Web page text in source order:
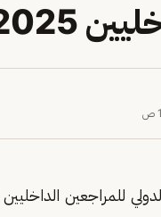
في كندا
الداخليين 2025، الذي أقيم في مدينة